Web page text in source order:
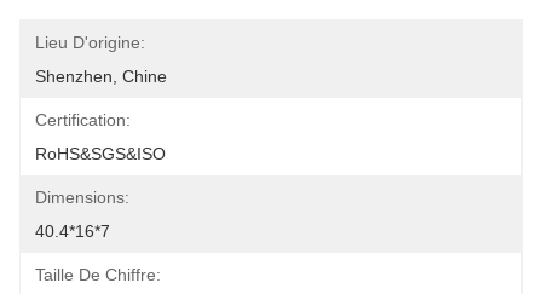
Lieu D'origine:
Shenzhen, Chine
Certification:
RoHS&SGS&ISO
Dimensions:
40.4*16*7
Taille De Chiffre: